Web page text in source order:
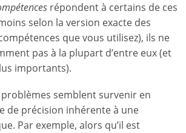
répondent à certains de ces
selon la version exacte des
que vous utilisez), ils ne
pas à la plupart d’entre eux (et
importants).
semblent survenir en
de précision inhérente à une
Par exemple, alors qu’il est